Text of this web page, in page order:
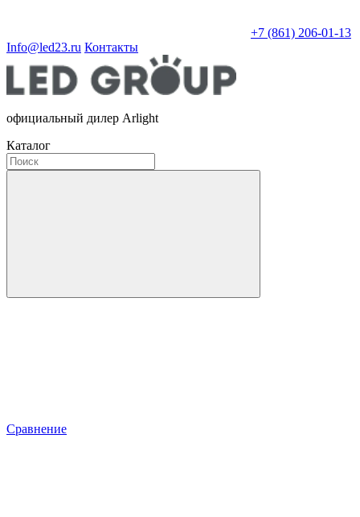
+7 (861) 206-01-13
Info@led23.ru Контакты
официальный дилер Arlight
Каталог
Сравнение